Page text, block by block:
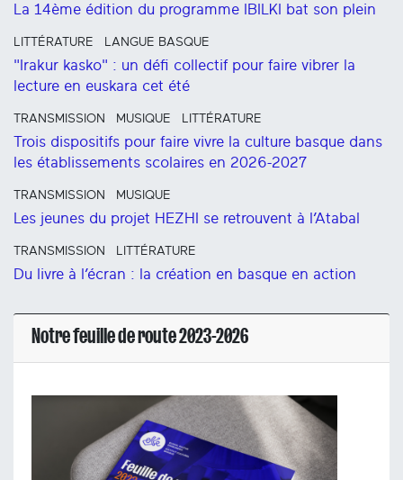
La 14ème édition du programme IBILKI bat son plein
LITTÉRATURE LANGUE BASQUE
"Irakur kasko" : un défi collectif pour faire vibrer la
lecture en euskara cet été
TRANSMISSION MUSIQUE LITTÉRATURE
Trois dispositifs pour faire vivre la culture basque dans
les établissements scolaires en 2026-2027
TRANSMISSION MUSIQUE
Les jeunes du projet HEZHI se retrouvent à l’Atabal
TRANSMISSION LITTÉRATURE
Du livre à l’écran : la création en basque en action
Notre feuille de route 2023-2026